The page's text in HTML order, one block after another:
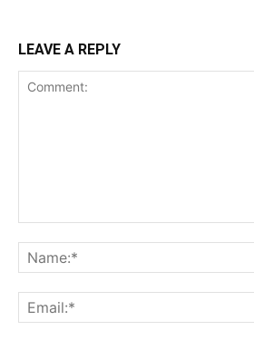
LEAVE A REPLY